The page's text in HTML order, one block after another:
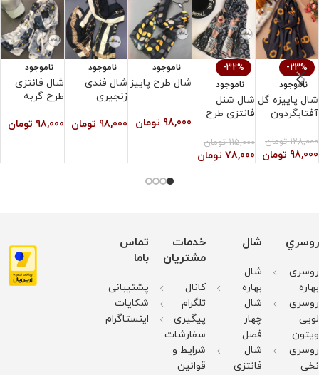
۴. از سفید کننده استفاده نشود.
-23%
ناموجود
شال پاییزه گل
آفتابگردون
128,000 تومان
98,000 تومان
-32%
ناموجود
شال شنل
فانتزی طرح
115,000 تومان
78,000 تومان
ناموجود
شال طرح پاییز
98,000 تومان
ناموجود
شال فندی
زنجیری
98,000 تومان
ناموجود
شال فانتزی
طرح گربه
98,000 تومان
روسري
روسری
بهاره
روسری
لویی
ویتون
روسری
نخی
شال
شال
بهاره
شال
چهار
فصل
شال
فانتزی
خدمات
مشتریان
کانال
تلگرام
پیگیری
سفارشات
شرایط و
قوانین
تماس
باما
پشتیبانی
شکایات
اینستاگرام